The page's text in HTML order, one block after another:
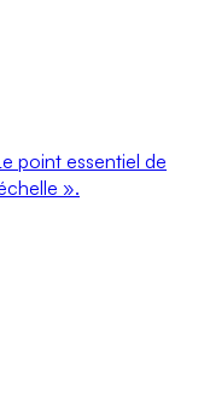
point essentiel de
».